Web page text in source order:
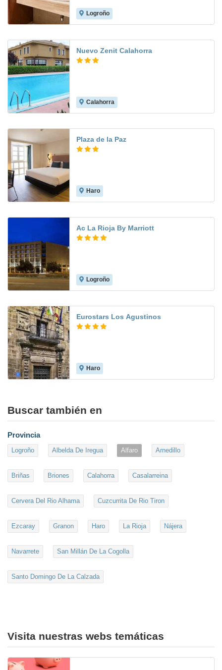
Logroño
Nuevo Zenit Calahorra
Calahorra
Plaza de la Paz
Haro
Ac La Rioja By Marriott
Logroño
Eurostars Los Agustinos
Haro
Buscar también en
Provincia
Logroño Albelda De Iregua Alfaro Arnedillo
Briñas Briones Calahorra Casalarreina
Cervera Del Rio Alhama Cuzcurrita De Rio Tiron
Ezcaray Granon Haro La Rioja Nájera
Navarrete San Millán De La Cogolla
Santo Domingo De La Calzada
Visita nuestras webs temáticas